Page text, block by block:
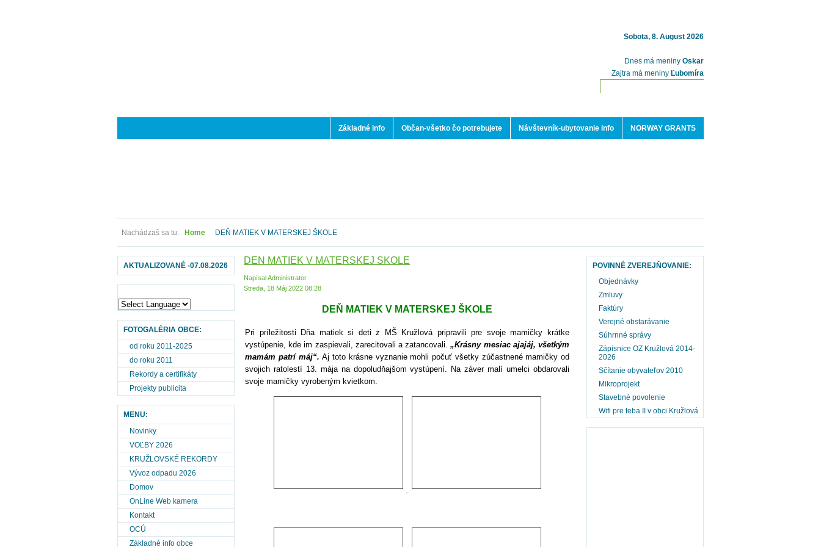
Sobota, 8. August 2026
Dnes má meniny Oskar
Zajtra má meniny Ľubomíra
Základné info Občan-všetko čo potrebujete Návštevník-ubytovanie info NORWAY GRANTS
Nachádzaš sa tu: Home DEŇ MATIEK V MATERSKEJ ŠKOLE
AKTUALIZOVANÉ -07.08.2026
FOTOGALÉRIA OBCE:
od roku 2011-2025
do roku 2011
Rekordy a certifikáty
Projekty publicita
MENU:
Novinky
VOĽBY 2026
KRUŽLOVSKÉ REKORDY
Vývoz odpadu 2026
Domov
OnLine Web kamera
Kontakt
OCÚ
Základné info obce
DEŇ MATIEK V MATERSKEJ ŠKOLE
Napísal Administrator
Streda, 18 Máj 2022 08:28
DEŇ MATIEK V MATERSKEJ ŠKOLE
Pri príležitosti Dňa matiek si deti z MŠ Kružlová pripravili pre svoje mamičky krátke
vystúpenie, kde im zaspievali, zarecitovali a zatancovali.„Krásny mesiac ajajáj, všetkým
mamám patrí máj“.Aj toto krásne vyznanie mohli počuť všetky zúčastnené mamičky od
svojich ratolestí 13. mája na dopoludňajšom vystúpení. Na záver malí umelci obdarovali
svoje mamičky vyrobeným kvietkom.
POVINNÉ ZVEREJŇOVANIE:
Objednávky
Zmluvy
Faktúry
Verejné obstarávanie
Súhrnné správy
Zápisnice OZ Kružlová 2014-
2026
Sčítanie obyvateľov 2010
Mikroprojekt
Stavebné povolenie
Wifi pre teba II v obci Kružlová